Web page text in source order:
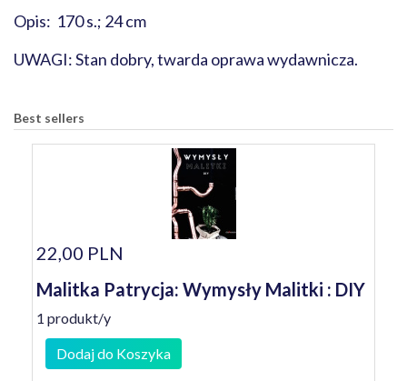
Opis: 170 s.; 24 cm
UWAGI: Stan dobry, twarda oprawa wydawnicza.
Best sellers
22,00 PLN
Malitka Patrycja: Wymysły Malitki : DIY
1 produkt/y
Dodaj do Koszyka